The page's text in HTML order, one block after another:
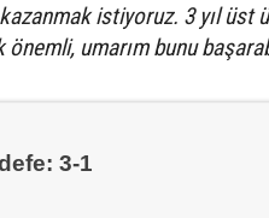
istiyoruz. 3 yıl
umarım bunu
3-1